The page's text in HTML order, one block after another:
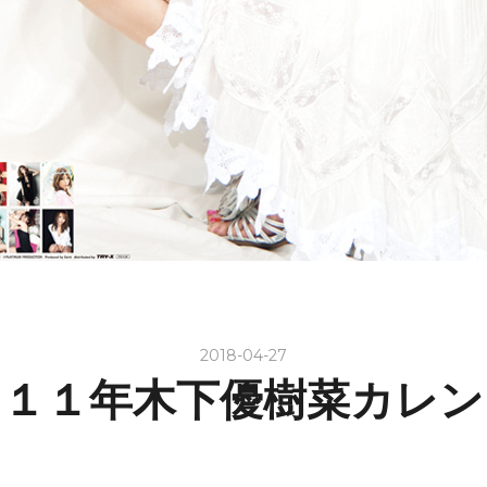
2018-04-27
１年木下優樹菜カレ